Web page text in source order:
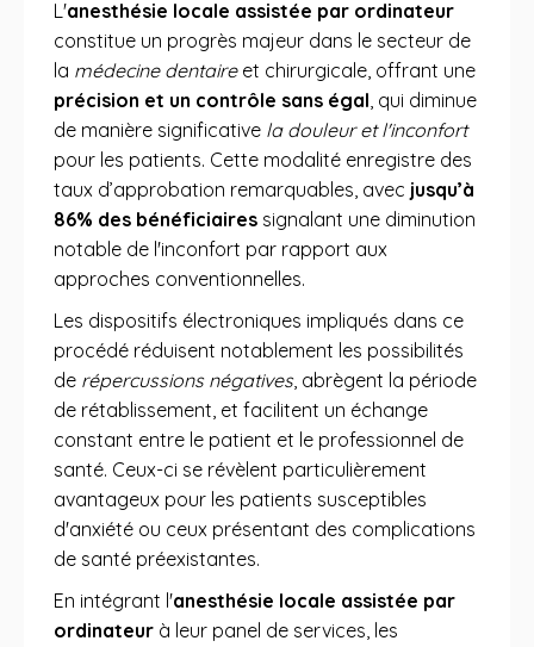
L'anesthésie locale assistée par ordinateur
constitue un progrès majeur dans le secteur de
la médecine dentaireet chirurgicale, offrant une
précision et un contrôle sans égal, qui diminue
de manière significative la douleur et l'inconfort
pour les patients. Cette modalité enregistre des
taux d’approbation remarquables, avec jusqu’à
86% des bénéficiaires signalant une diminution
notable de l'inconfort par rapport aux
approches conventionnelles.
Les dispositifs électroniques impliqués dans ce
procédé réduisent notablement les possibilités
de répercussions négatives, abrègent la période
de rétablissement, et facilitent un échange
constant entre le patient et le professionnel de
santé. Ceux-ci se révèlent particulièrement
avantageux pour les patients susceptibles
d'anxiété ou ceux présentant des complications
de santé préexistantes.
En intégrant l'anesthésie locale assistée par
ordinateur à leur panel de services, les